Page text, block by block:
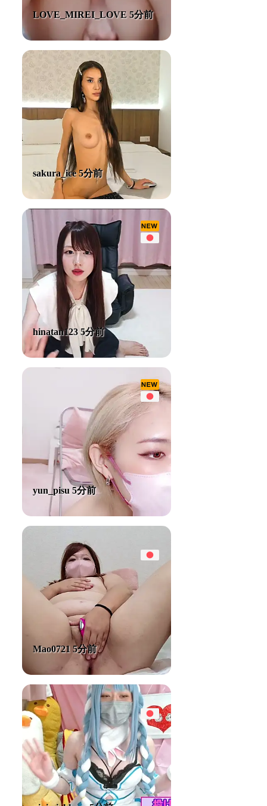
LOVE_MIREI_LOVE 5分前
sakura_ice 5分前
hinatan123 5分前
yun_pisu 5分前
Mao0721 5分前